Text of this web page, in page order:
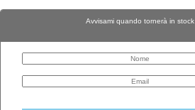
Avvisami quando tornerà in stock